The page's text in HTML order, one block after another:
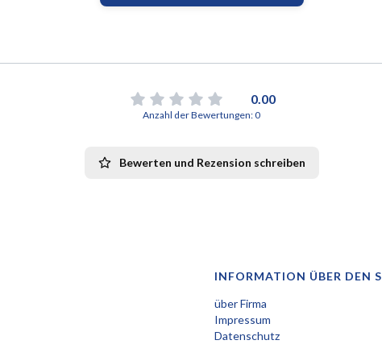
0.00
Anzahl der Bewertungen: 0
Bewerten und Rezension schreiben
INFORMATION ÜBER DEN
über Firma
Impressum
Datenschutz